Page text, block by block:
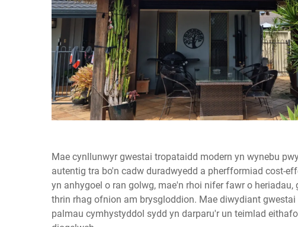
Mae cynllunwyr gwestai tropataidd modern yn wynebu
autentig tra bo'n cadw duradwyedd a pherfformiad cost-
yn anhygoel o ran golwg, mae'n rhoi nifer fawr o
thrin rhag ofnion am brysgloddion. Mae diwydiant
palmau cymhystyddol sydd yn darparu'r un teimlad